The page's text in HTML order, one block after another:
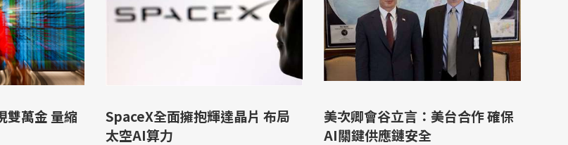
雙萬金 量縮
SpaceX全面擁抱輝達晶片 布局
太空AI算力
美次卿會谷立言：美台合作 確保
AI關鍵供應鏈安全